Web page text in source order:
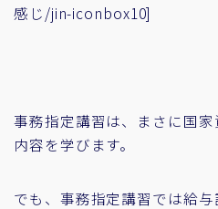
感じ/jin-iconbox10]
事務指定講習は、まさに国
内容を学びます。
でも、事務指定講習では給